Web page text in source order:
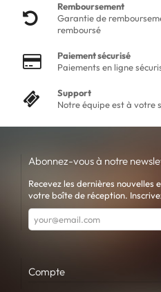
Remboursement
Garantie de
remboursé
Paiement sécurisé
Paiements en ligne
Support
Notre équipe est à votre
Abonnez-vous à notre
Recevez les dernières
votre boîte de réception.
Compte